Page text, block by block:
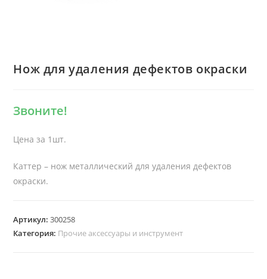
Нож для удаления дефектов окраски
Звоните!
Цена за 1шт.
Каттер – нож металлический для удаления дефектов
окраски.
Артикул:300258
Категория: Прочие аксессуары и инструмент